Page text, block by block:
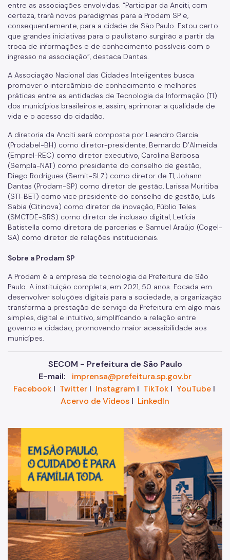
entre as associações envolvidas. “Participar da Anciti, com
certeza, trará novos paradigmas para a Prodam SP e,
consequentemente, para a cidade de São Paulo. Estou certo
que grandes iniciativas para o paulistano surgirão a partir da
troca de informações e de conhecimento possíveis com o
ingresso na associação”, destaca Dantas.
A Associação Nacional das Cidades Inteligentes busca
promover o intercâmbio de conhecimento e melhores
práticas entre as entidades de Tecnologia da Informação (TI)
dos municípios brasileiros e, assim, aprimorar a qualidade de
vida e o acesso do cidadão.
A diretoria da Anciti será composta por Leandro Garcia
(Prodabel-BH) como diretor-presidente, Bernardo D’Almeida
(Emprel-REC) como diretor executivo, Carolina Barbosa
(Sempla-NAT) como presidente do conselho de gestão,
Diego Rodrigues (Semit-SLZ) como diretor de TI, Johann
Dantas (Prodam-SP) como diretor de gestão, Larissa Muritiba
(STI-BET) como vice presidente do conselho de gestão, Luís
Sabia (Citinova) como diretor de inovação, Públio Teles
(SMCTDE-SRS) como diretor de inclusão digital, Letícia
Batistella como diretora de parcerias e Samuel Araújo (Cogel-
SA) como diretor de relações institucionais.
Sobre a Prodam SP
A Prodam é a empresa de tecnologia da Prefeitura de São
Paulo. A instituição completa, em 2021, 50 anos. Focada em
desenvolver soluções digitais para a sociedade, a organização
transforma a prestação de serviço da Prefeitura em algo mais
simples, digital e intuitivo, simplificando a relação entre
governo e cidadão, promovendo maior acessibilidade aos
municípes.
SECOM - Prefeitura de São Paulo
E-mail:
imprensa@prefeitura.sp.gov.br
FacebookI TwitterI InstagramI TikTokI YouTubeI
Acervo de Vídeos I LinkedIn